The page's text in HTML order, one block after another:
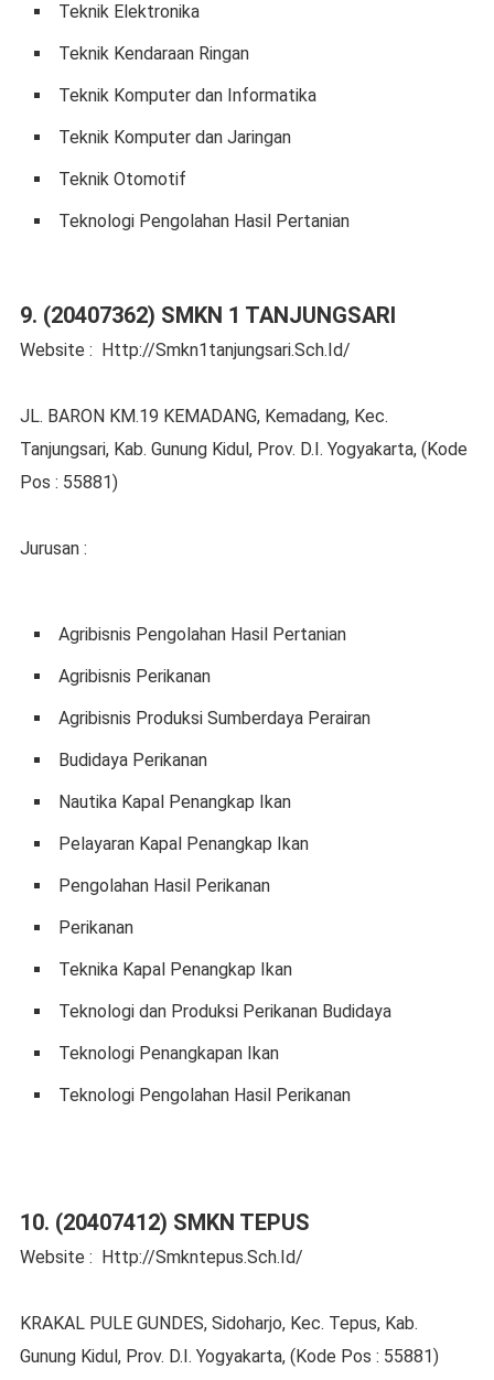
Teknik Elektronika
Teknik Kendaraan Ringan
Teknik Komputer dan Informatika
Teknik Komputer dan Jaringan
Teknik Otomotif
Teknologi Pengolahan Hasil Pertanian
9. (20407362) SMKN 1 TANJUNGSARI
Website : Http://Smkn1tanjungsari.Sch.Id/
JL. BARON KM.19 KEMADANG, Kemadang, Kec.
Tanjungsari, Kab. Gunung Kidul, Prov. D.I. Yogyakarta, (Kode
Pos : 55881)
Jurusan :
Agribisnis Pengolahan Hasil Pertanian
Agribisnis Perikanan
Agribisnis Produksi Sumberdaya Perairan
Budidaya Perikanan
Nautika Kapal Penangkap Ikan
Pelayaran Kapal Penangkap Ikan
Pengolahan Hasil Perikanan
Perikanan
Teknika Kapal Penangkap Ikan
Teknologi dan Produksi Perikanan Budidaya
Teknologi Penangkapan Ikan
Teknologi Pengolahan Hasil Perikanan
10. (20407412) SMKN TEPUS
Website : Http://Smkntepus.Sch.Id/
KRAKAL PULE GUNDES, Sidoharjo, Kec. Tepus, Kab.
Gunung Kidul, Prov. D.I. Yogyakarta, (Kode Pos : 55881)